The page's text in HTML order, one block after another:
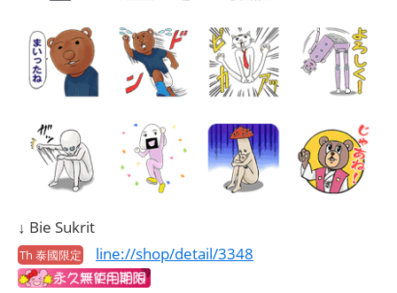
↓ Bie Sukrit
Th 泰國限定 line://shop/detail/3348